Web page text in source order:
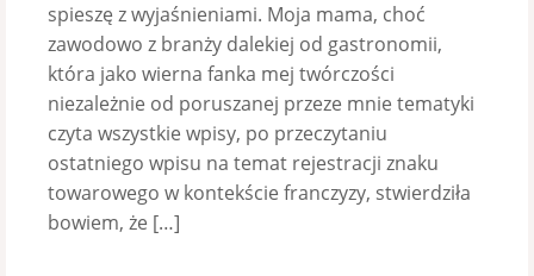
spieszę z wyjaśnieniami. Moja mama, choć
zawodowo z branży dalekiej od gastronomii,
która jako wierna fanka mej twórczości
niezależnie od poruszanej przeze mnie tematyki
czyta wszystkie wpisy, po przeczytaniu
ostatniego wpisu na temat rejestracji znaku
towarowego w kontekście franczyzy, stwierdziła
bowiem, że […]